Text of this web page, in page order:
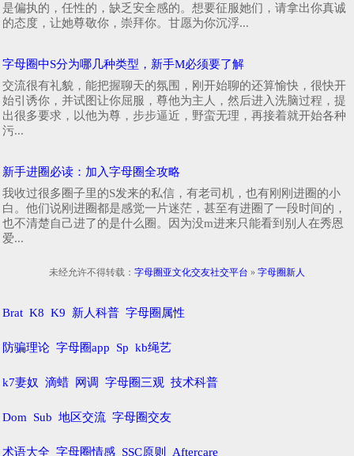
是偏执的，任性的，缺乏安全感的。想要征服她们，请拿出你真诚
的态度，让她尊敬你，崇拜你。甘愿为你沉浮...
字母圈中S分为哪几种类型，新手M必须要了解
交流很有礼貌，能把握聊天的氛围，刚开始聊的还算愉快，很快开
始引诱你，并试图让你屈服，尊他为主人，然后进入洗脑过程，提
出很多要求，以他为尊，步步逼近，野蛮无理，再接着就开始各种
污...
新手进圈必读：加入字母圈全攻略
我收过很多圈子里的S发来的私信，有老司机，也有刚刚进圈的小
白。他们说刚进圈都是感觉一片迷茫，甚至有进圈了一段时间的，
也不清楚自己进了的是什么圈。因为没m进来只能看到别人在秀恩
爱...
未经允许不得转载： 字母圈亚文化交友社交平台 » 字母圈新人
Brat K8 K9 新人科普 字母圈属性
防骗理论 字母圈app Sp kb绳艺
k7妻奴 滴蜡 网调 字母圈三观 技术科普
Dom Sub 地区交流 字母圈交友
术语大全 字母圈情感 SSC原则 Aftercare